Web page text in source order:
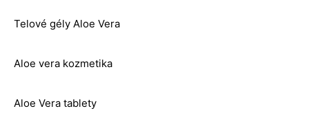
Telové gély Aloe Vera
Aloe vera kozmetika
Aloe Vera tablety